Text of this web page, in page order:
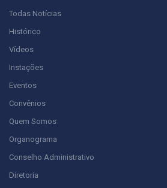
Todas Notícias
Histórico
Vídeos
Instações
Eventos
Convênios
Quem Somos
Organograma
Conselho Administrativo
Diretoria